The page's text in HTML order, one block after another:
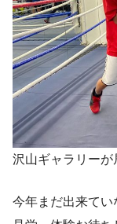
沢山ギャラリーが
今年まだ出来てい